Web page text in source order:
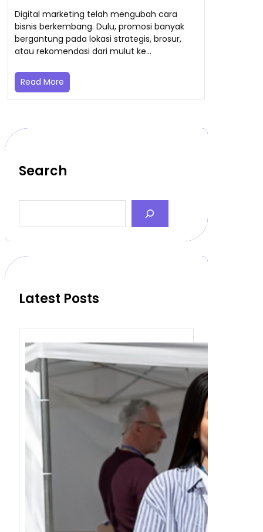
Digital marketing telah mengubah cara
bisnis berkembang. Dulu, promosi banyak
bergantung pada lokasi strategis, brosur,
atau rekomendasi dari mulut ke…
Read More
Search
a
c
Latest Posts